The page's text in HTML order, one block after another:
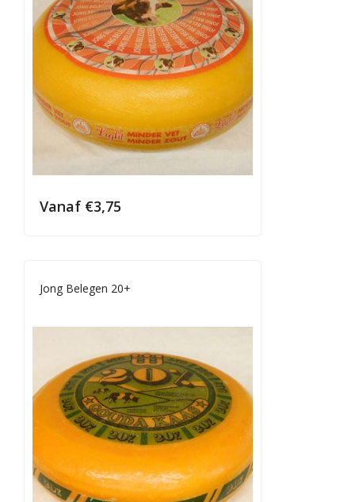
Vanaf €3,75
Jong Belegen 20+